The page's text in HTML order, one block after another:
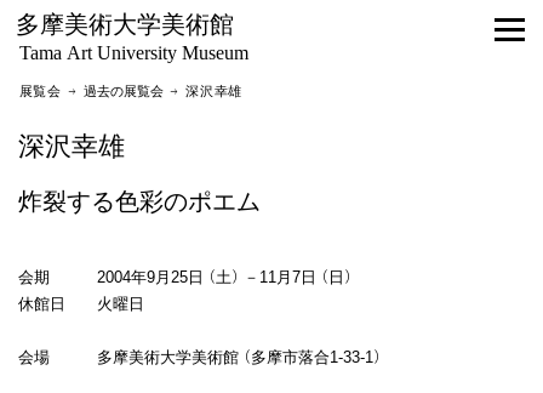
多摩美術大学美術館
Tama Art University Museum
展覧会 → 過去の展覧会→ 深沢幸雄
深沢幸雄
炸裂する色彩のポエム
会期 2004年9月25日（土）－11月7日（日）
休館日 火曜日
会場 多摩美術大学美術館（多摩市落合1-33-1）